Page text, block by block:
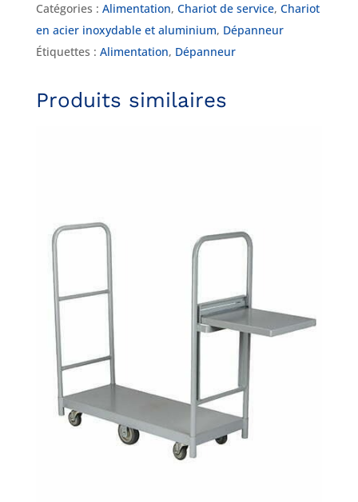
Catégories : Alimentation, Chariot de service, Chariot
en acier inoxydable et aluminium, Dépanneur
Étiquettes : Alimentation, Dépanneur
Produits similaires